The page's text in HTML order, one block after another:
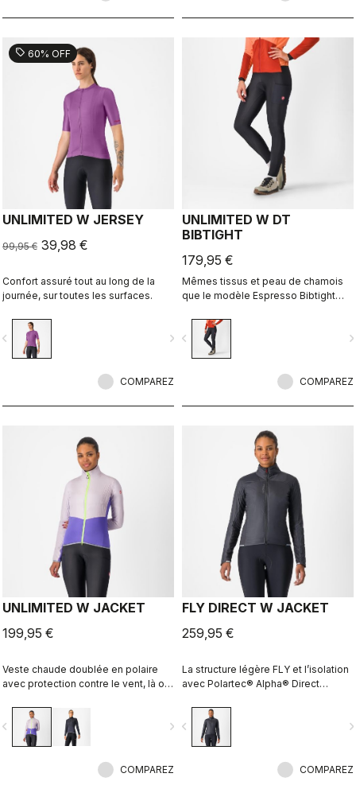
sell 60% OFF
UNLIMITED W JERSEY
99,95 € 39,98 €
Confort assuré tout au long de la
journée, sur toutes les surfaces.
navigate_next
COMPAREZ
UNLIMITED W DT
BIBTIGHT
179,95 €
Mêmes tissus et peau de chamois
que le modèle Espresso Bibtight
poches latérales. Le tissu
Thermoflex est adapté aux
conditions fraîches à froides.
navigate_before
COMPAREZ
UNLIMITED W JACKET
199,95 €
Veste chaude doublée en polaire
avec protection contre le vent, là où
une barrière contre le froid. Nous
l’avons dotée d’une capacité de
chargement supplémentaire pour
d’un look qui s’adapte très bien aux
navigate_next
COMPAREZ
FLY DIRECT W JACKET
259,95 €
La structure légère FLY et l’isolation
avec Polartec® Alpha® Direct
d’hiver chaude qui peut être
aisément comprimée pour répondre
à des conditions météorologiques
navigate_before
COMPAREZ